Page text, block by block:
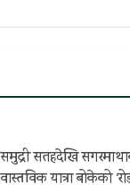
समुद्री सतहदेखि
वास्तविक यात्रा बोकेको